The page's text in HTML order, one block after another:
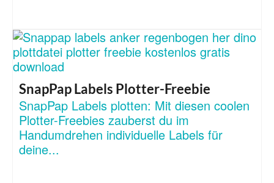
SnapPap Labels Plotter-Freebie
SnapPap Labels plotten: Mit diesen coolen
Plotter-Freebies zauberst du im
Handumdrehen individuelle Labels für
deine...